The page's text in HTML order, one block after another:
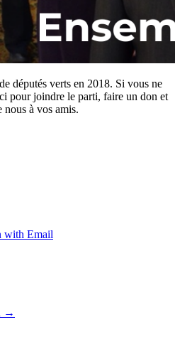
députés verts en 2018. Si vous ne
pour joindre le parti, faire un don et
nous à vos amis.
with Email
→